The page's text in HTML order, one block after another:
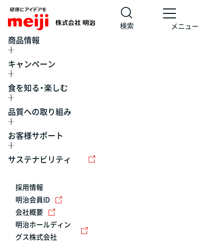
検索 メニュー
商品情報
キャンペーン
食を知る・楽しむ
品質への取り組み
お客様サポート
サステナビリティ
採用情報
明治会員ID
会社概要
明治ホールディン
グス株式会社